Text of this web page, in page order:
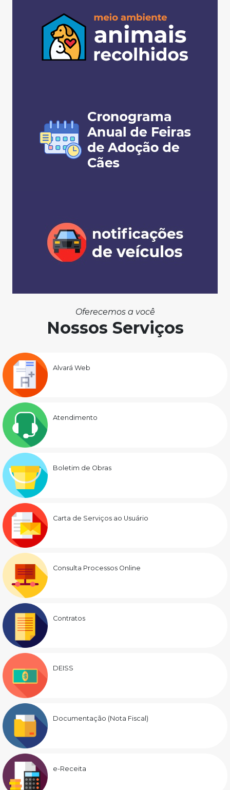
Oferecemos a você
Nossos Serviços
Alvará Web
Atendimento
Boletim de Obras
Carta de Serviços ao Usuário
Consulta Processos Online
Contratos
DEISS
Documentação (Nota Fiscal)
e-Receita